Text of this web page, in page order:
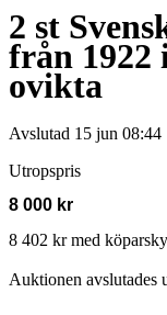
2 st
från
ovikta
Avslutad 15 jun 08:44
Utropspris
8 000 kr
8 402 kr med
Auktionen avslutades